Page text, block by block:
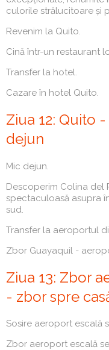
culorile strălucitoare și
Revenim la Quito.
Cină într-un restaurant
Transfer la hotel.
Cazare în hotel Quito.
Ziua 12: Quito
dejun
Mic dejun.
Descoperim Colina del
spectaculoasă asupra
sud.
Transfer la aeroportul
Zbor Guayaquil -
Ziua 13: Zbor
- zbor spre
Sosire aeroport escală
Zbor aeroport escală